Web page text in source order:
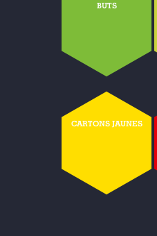
BUTS
CARTONS JAUNES